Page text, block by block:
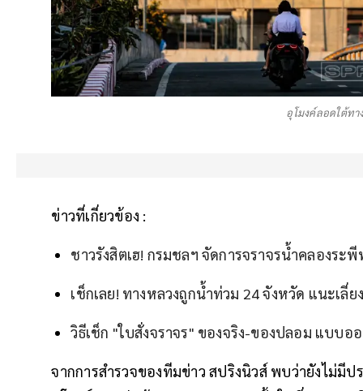
อุโมงค์ลอดใต้ท
ข่าวที่เกี่ยวข้อง :
ชาวรังสิตเฮ! กรมชลฯ จัดการจราจรน้ำคลองร
เช็กเลย! ทางหลวงถูกน้ำท่วม 24 จังหวัด แนะเลี่ย
วิธีเช็ก "ใบสั่งจราจร" ของจริง-ของปลอม แบบ
จากการสำรวจของทีมข่าว สปริงนิวส์ พบว่ายังไม่มี